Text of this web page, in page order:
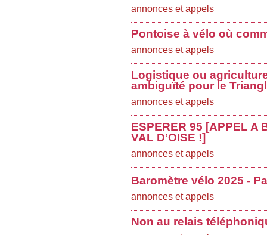
annonces et appels
Pontoise à vélo où
annonces et appels
Logistique ou
ambiguïté pour le
annonces et appels
ESPERER 95 [APPEL A
VAL D’OISE !]
annonces et appels
Baromètre vélo 2025 -
annonces et appels
Non au relais